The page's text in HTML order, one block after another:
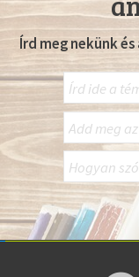
Írd meg nekünk